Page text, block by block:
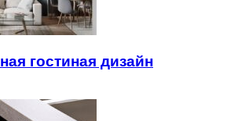
гостиная дизайн